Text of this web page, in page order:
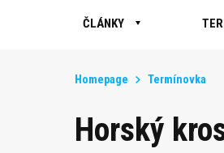
ČLÁNKY
Homepage Termínovka
Horský